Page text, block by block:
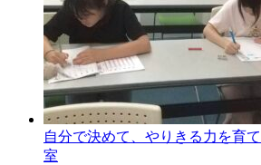
自分で決めて、やりきる力を育
室